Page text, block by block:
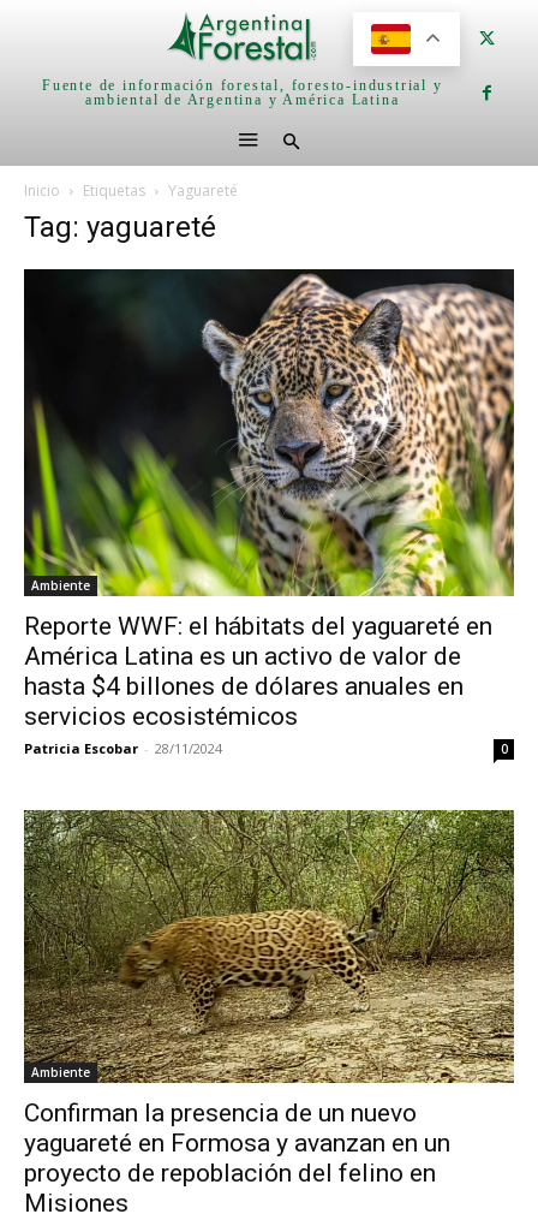
Fuente de información forestal, foresto-industrial y
ambiental de Argentina y América Latina
Inicio Etiquetas Yaguareté
Tag: yaguareté
Ambiente
Reporte WWF: el hábitats del yaguareté en
América Latina es un activo de valor de
hasta $4 billones de dólares anuales en
servicios ecosistémicos
Patricia Escobar - 28/11/2024 0
Ambiente
Confirman la presencia de un nuevo
yaguareté en Formosa y avanzan en un
proyecto de repoblación del felino en
Misiones